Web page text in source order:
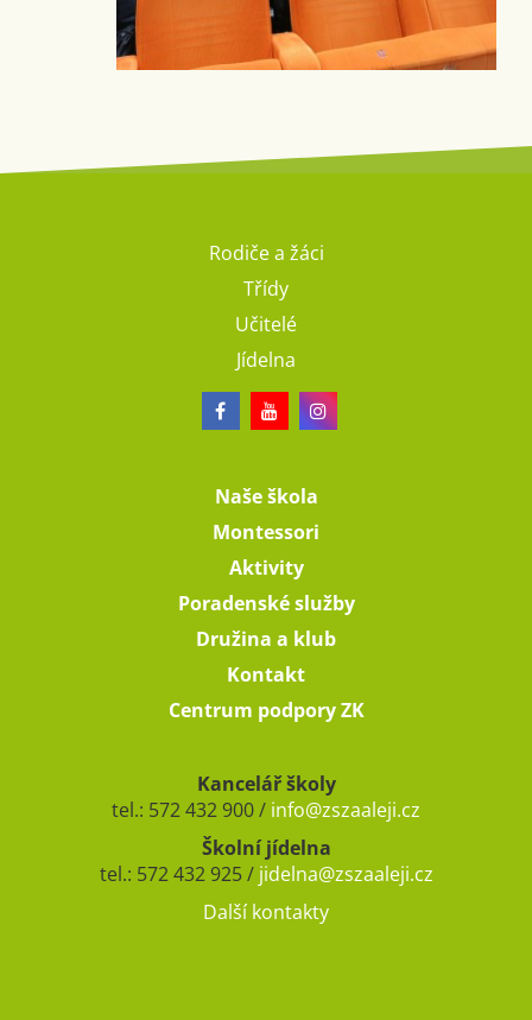
Rodiče a žáci
Třídy
Učitelé
Jídelna
Naše škola
Montessori
Aktivity
Poradenské služby
Družina a klub
Kontakt
Centrum podpory ZK
Kancelář školy
tel.: 572 432 900 / info@zszaaleji.cz
Školní jídelna
tel.: 572 432 925 / jidelna@zszaaleji.cz
Další kontakty